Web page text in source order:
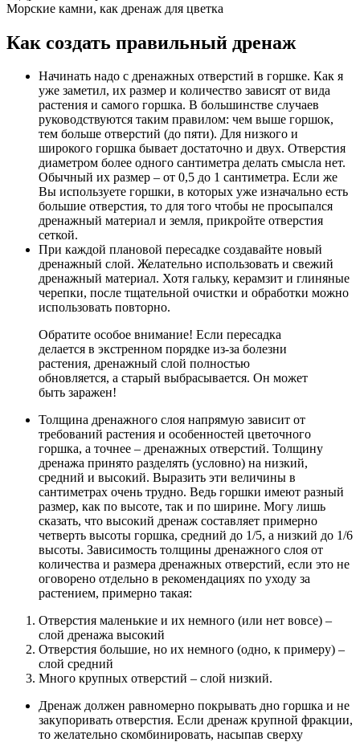
Морские камни, как дренаж для цветка
Как создать правильный дренаж
Начинать надо с дренажных отверстий в горшке. Как я
уже заметил, их размер и количество зависят от вида
растения и самого горшка. В большинстве случаев
руководствуются таким правилом: чем выше горшок,
тем больше отверстий (до пяти). Для низкого и
широкого горшка бывает достаточно и двух. Отверстия
диаметром более одного сантиметра делать смысла нет.
Обычный их размер – от 0,5 до 1 сантиметра. Если же
Вы используете горшки, в которых уже изначально есть
большие отверстия, то для того чтобы не просыпался
дренажный материал и земля, прикройте отверстия
сеткой.
При каждой плановой пересадке создавайте новый
дренажный слой. Желательно использовать и свежий
дренажный материал. Хотя гальку, керамзит и глиняные
черепки, после тщательной очистки и обработки можно
использовать повторно.
Обратите особое внимание! Если пересадка
делается в экстренном порядке из-за болезни
растения, дренажный слой полностью
обновляется, а старый выбрасывается. Он может
быть заражен!
Толщина дренажного слоя напрямую зависит от
требований растения и особенностей цветочного
горшка, а точнее – дренажных отверстий. Толщину
дренажа принято разделять (условно) на низкий,
средний и высокий. Выразить эти величины в
сантиметрах очень трудно. Ведь горшки имеют разный
размер, как по высоте, так и по ширине. Могу лишь
сказать, что высокий дренаж составляет примерно
четверть высоты горшка, средний до 1/5, а низкий до 1/6
высоты. Зависимость толщины дренажного слоя от
количества и размера дренажных отверстий, если это не
оговорено отдельно в рекомендациях по уходу за
растением, примерно такая:
Отверстия маленькие и их немного (или нет вовсе) –
слой дренажа высокий
Отверстия большие, но их немного (одно, к примеру) –
слой средний
Много крупных отверстий – слой низкий.
Дренаж должен равномерно покрывать дно горшка и не
закупоривать отверстия. Если дренаж крупной фракции,
то желательно скомбинировать, насыпав сверху